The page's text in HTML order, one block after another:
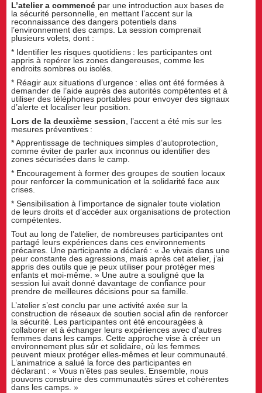
L’atelier a commencé par une introduction aux bases de
la sécurité personnelle, en mettant l’accent sur la
reconnaissance des dangers potentiels dans
l’environnement des camps. La session comprenait
plusieurs volets, dont :
* Identifier les risques quotidiens : les participantes ont
appris à repérer les zones dangereuses, comme les
endroits sombres ou isolés.
* Réagir aux situations d’urgence : elles ont été formées à
demander de l’aide auprès des autorités compétentes et à
utiliser des téléphones portables pour envoyer des signaux
d’alerte et localiser leur position.
Lors de la deuxième session , l’accent a été mis sur les
mesures préventives :
* Apprentissage de techniques simples d’autoprotection,
comme éviter de parler aux inconnus ou identifier des
zones sécurisées dans le camp.
* Encouragement à former des groupes de soutien locaux
pour renforcer la communication et la solidarité face aux
crises.
* Sensibilisation à l’importance de signaler toute violation
de leurs droits et d’accéder aux organisations de protection
compétentes.
Tout au long de l’atelier, de nombreuses participantes ont
partagé leurs expériences dans ces environnements
précaires. Une participante a déclaré : « Je vivais dans une
peur constante des agressions, mais après cet atelier, j’ai
appris des outils que je peux utiliser pour protéger mes
enfants et moi-même. » Une autre a souligné que la
session lui avait donné davantage de confiance pour
prendre de meilleures décisions pour sa famille.
L’atelier s’est conclu par une activité axée sur la
construction de réseaux de soutien social afin de renforcer
la sécurité. Les participantes ont été encouragées à
collaborer et à échanger leurs expériences avec d’autres
femmes dans les camps. Cette approche vise à créer un
environnement plus sûr et solidaire, où les femmes
peuvent mieux protéger elles-mêmes et leur communauté.
L’animatrice a salué la force des participantes en
déclarant : « Vous n’êtes pas seules. Ensemble, nous
pouvons construire des communautés sûres et cohérentes
dans les camps. »